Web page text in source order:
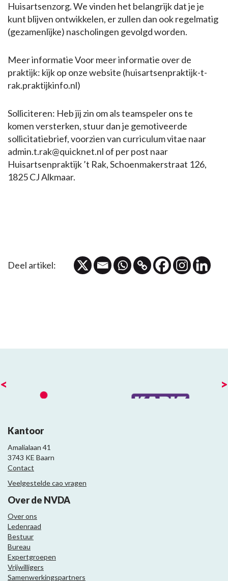
Huisartsenzorg. We vinden het belangrijk dat je je
kunt blijven ontwikkelen, er zullen dan ook regelmatig
(gezamenlijke) nascholingen gevolgd worden.
Meer informatie Voor meer informatie over de
praktijk: kijk op onze website (huisartsenpraktijk-t-
rak.praktijkinfo.nl)
Solliciteren: Heb jij zin om als teamspeler ons te
komen versterken, stuur dan je gemotiveerde
sollicitatiebrief, voorzien van curriculum vitae naar
admin.t.rak@quicknet.nl of per post naar
Huisartsenpraktijk ’t Rak, Schoenmakerstraat 126,
1825 CJ Alkmaar.
Deel artikel:
< >
Kantoor
Amalialaan 41
3743 KE Baarn
Contact
Veelgestelde cao vragen
Over de NVDA
Over ons
Ledenraad
Bestuur
Bureau
Expertgroepen
Vrijwilligers
Samenwerkingspartners